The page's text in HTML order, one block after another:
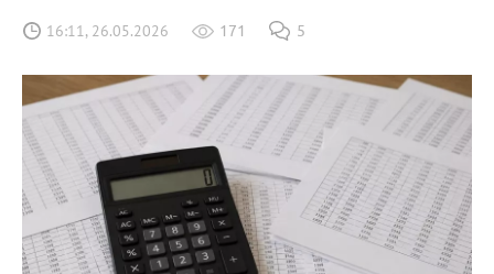
16:11, 26.05.2026 171 5